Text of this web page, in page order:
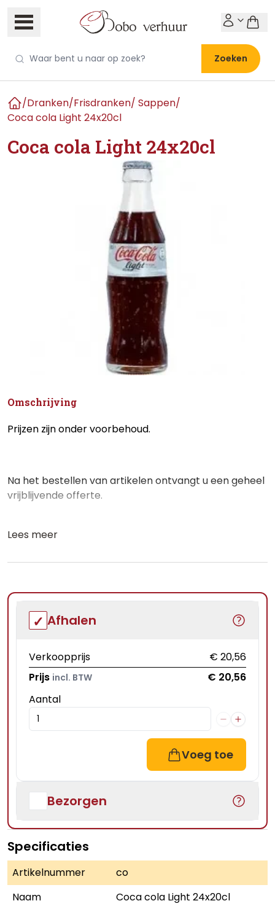
Zoeken
Home
/Dranken/Frisdranken/ Sappen/
Coca cola Light 24x20cl
Coca cola Light 24x20cl
Omschrijving
Prijzen zijn onder voorbehoud.
Na het bestellen van artikelen ontvangt u een geheel
vrijblijvende offerte.
Lees meer
Afhalen
Verkoopprijs
€ 20,56
Prijs incl. BTW
€ 20,56
Aantal
Voeg toe
Bezorgen
Specificaties
Artikelnummer
co
Naam
Coca cola Light 24x20cl